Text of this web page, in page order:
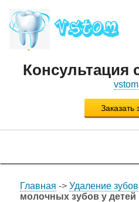
Консультация
Заказать
Главная -> Удаление зубов
молочных зубов у детей